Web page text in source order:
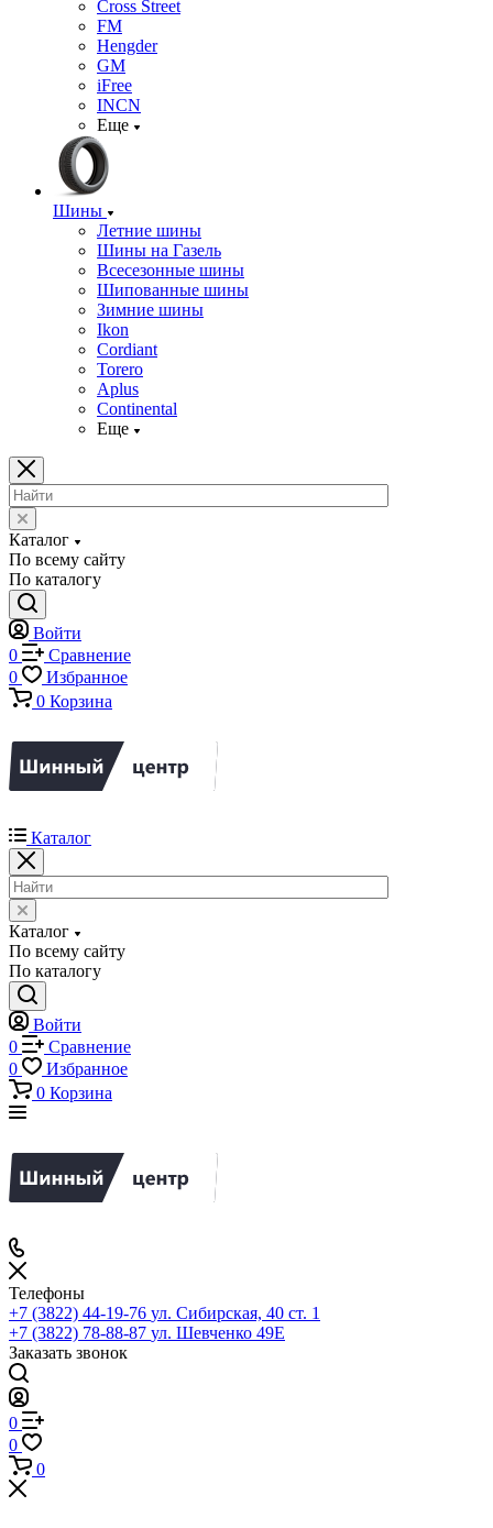
Cross Street
FM
Hengder
GM
iFree
INCN
Еще
Шины
Летние шины
Шины на Газель
Всесезонные шины
Шипованные шины
Зимние шины
Ikon
Cordiant
Torero
Aplus
Continental
Еще
Каталог
По всему сайту
По каталогу
Войти
0
Сравнение
0
Избранное
0 Корзина
Каталог
Каталог
По всему сайту
По каталогу
Войти
0
Сравнение
0
Избранное
0 Корзина
Телефоны
+7 (3822) 44-19-76 ул. Сибирская, 40 ст. 1
+7 (3822) 78-88-87 ул. Шевченко 49Е
Заказать звонок
0
0
0